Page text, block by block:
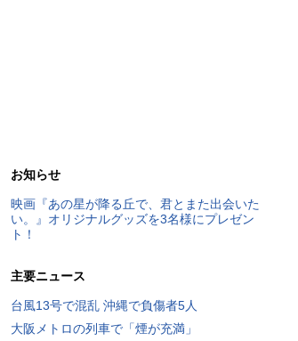
お知らせ
映画『あの星が降る丘で、君とまた出会いた
い。』オリジナルグッズを3名様にプレゼン
ト！
主要ニュース
台風13号で混乱 沖縄で負傷者5人
大阪メトロの列車で「煙が充満」